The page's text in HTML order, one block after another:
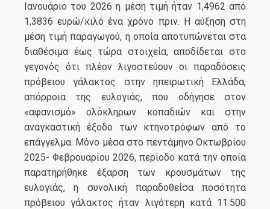
Ιανουάριο του 2026 η μέση τιμή ήταν 1,4962 από
1,3836 ευρώ/κιλό ένα χρόνο πριν. Η αύξηση στη
μέση τιμή παραγωγού, η οποία αποτυπώνεται στα
διαθέσιμα έως τώρα στοιχεία, αποδίδεται στο
γεγονός ότι πλέον λιγοστεύουν οι παραδόσεις
πρόβειου γάλακτος στην ηπειρωτική Ελλάδα,
απόρροια της ευλογιάς, που οδήγησε στον
«αφανισμό» ολόκληρων κοπαδιών και στην
αναγκαστική έξοδο των κτηνοτρόφων από το
επάγγελμα. Μόνο μέσα στο πεντάμηνο Οκτωβρίου
2025- Φεβρουαρίου 2026, περίοδο κατά την οποία
παρατηρήθηκε έξαρση των κρουσμάτων της
ευλογιάς, η συνολική παραδοθείσα ποσότητα
πρόβειου γάλακτος ήταν λιγότερη κατά 11.500